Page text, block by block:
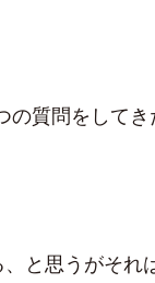
の質問をしてき
と思うがそれ